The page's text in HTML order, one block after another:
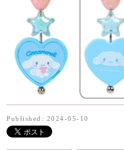
Published: 2024-05-10